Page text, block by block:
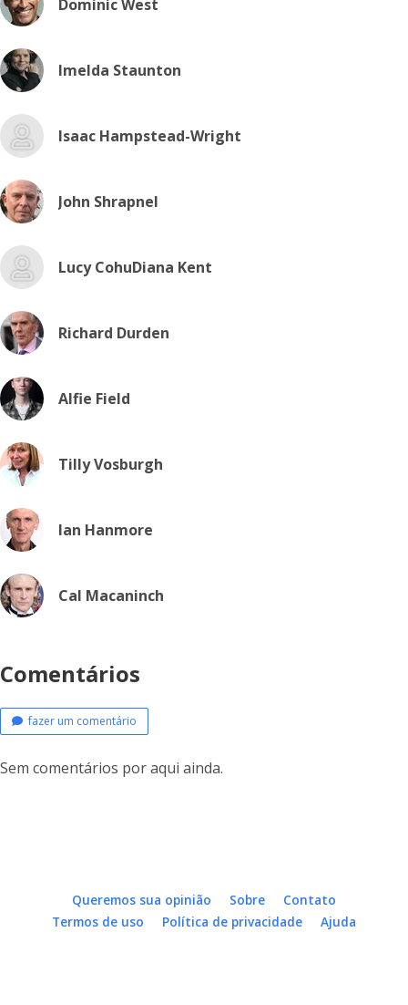
Dominic West
Imelda Staunton
Isaac Hampstead-Wright
John Shrapnel
Lucy CohuDiana Kent
Richard Durden
Alfie Field
Tilly Vosburgh
Ian Hanmore
Cal Macaninch
Comentários
fazer um comentário
Sem comentários por aqui ainda.
Queremos sua opinião Sobre
Contato
Termos de uso
Política de privacidade Ajuda